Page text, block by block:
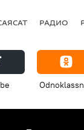
РАДИО